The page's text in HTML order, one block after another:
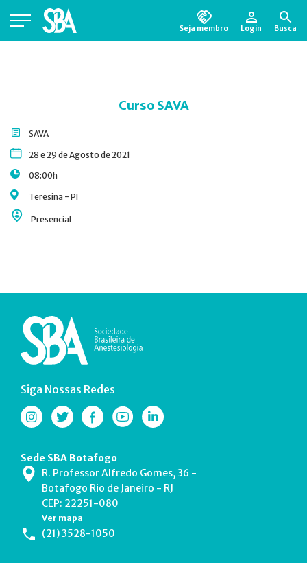
Seja membro Login Busca
Curso SAVA
SAVA
28 e 29 de Agosto de 2021
08:00h
Teresina - PI
Presencial
Siga Nossas Redes
Sede SBA Botafogo
R. Professor Alfredo Gomes, 36 -
Botafogo Rio de Janeiro - RJ
CEP: 22251-080
Ver mapa
(21) 3528-1050